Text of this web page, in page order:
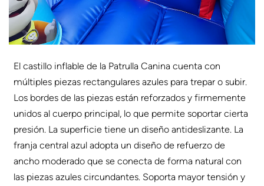
El castillo inflable de la Patrulla Canina cuenta con
múltiples piezas rectangulares azules para trepar o subir.
Los bordes de las piezas están reforzados y firmemente
unidos al cuerpo principal, lo que permite soportar cierta
presión. La superficie tiene un diseño antideslizante. La
franja central azul adopta un diseño de refuerzo de
ancho moderado que se conecta de forma natural con
las piezas azules circundantes. Soporta mayor tensión y